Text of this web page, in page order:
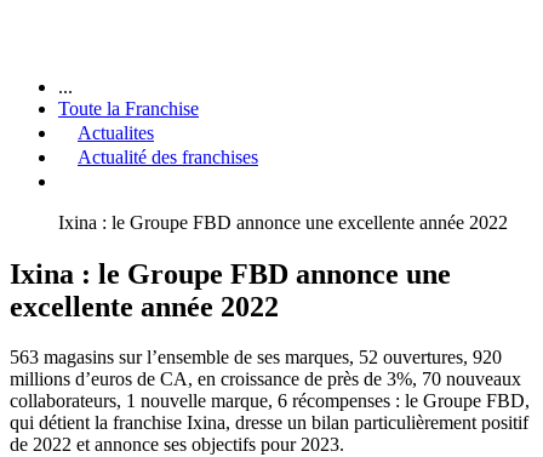
...
Toute la Franchise
Actualites
Actualité des franchises
Ixina : le Groupe FBD annonce une excellente année 2022
Ixina : le Groupe FBD annonce une
excellente année 2022
563 magasins sur l’ensemble de ses marques, 52 ouvertures, 920
millions d’euros de CA, en croissance de près de 3%, 70 nouveaux
collaborateurs, 1 nouvelle marque, 6 récompenses : le Groupe FBD,
qui détient la franchise Ixina, dresse un bilan particulièrement positif
de 2022 et annonce ses objectifs pour 2023.